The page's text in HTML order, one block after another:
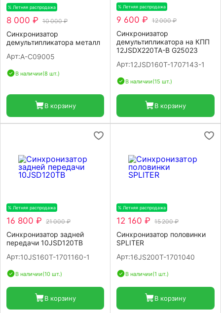
% Летняя распродажа
8 000 ₽ 10 000 ₽
Синхронизатор
демультипликатора металл
Арт:A-C09005
В наличии(8 шт.)
В корзину
% Летняя распродажа
9 600 ₽ 12 000 ₽
Синхронизатор
демультипликатора на КПП
12JSDX220TA-B G25023
Арт:12JSD160T-1707143-1
В наличии(15 шт.)
В корзину
% Летняя распродажа
16 800 ₽ 21 000 ₽
Синхронизатор задней
передачи 10JSD120TB
Арт:10JS160T-1701160-1
В наличии(10 шт.)
В корзину
% Летняя распродажа
12 160 ₽ 15 200 ₽
Синхронизатор половинки
SPLITER
Арт:16JS200T-1701040
В наличии(1 шт.)
В корзину